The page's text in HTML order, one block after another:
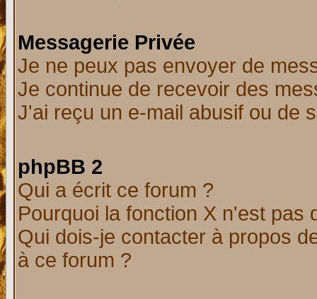
Messagerie Privée
Je ne peux pas envoyer de
Je continue de recevoir des
J'ai reçu un e-mail abusif ou de
phpBB 2
Qui a écrit ce forum ?
Pourquoi la fonction X n'est pas
Qui dois-je contacter à propos
à ce forum ?